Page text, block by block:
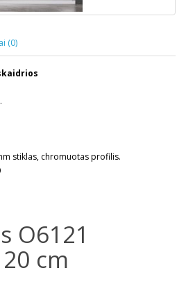
(0)
stiklas, chromuotas profilis.
O6121
cm